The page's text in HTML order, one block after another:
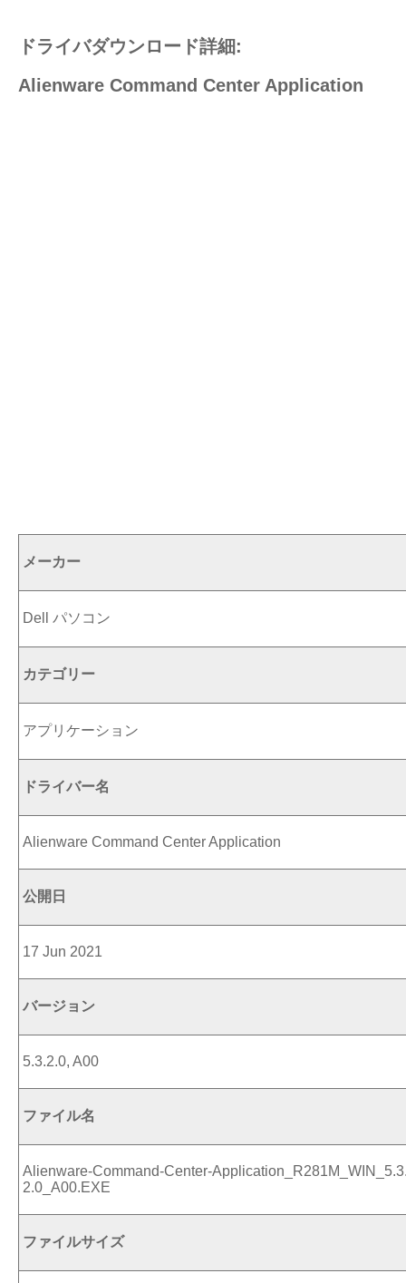
ドライバダウンロード詳細:
Alienware Command Center Application
メーカー
Dell パソコン
カテゴリー
アプリケーション
ドライバー名
Alienware Command Center Application
公開日
17 Jun 2021
バージョン
5.3.2.0, A00
ファイル名
Alienware-Command-Center-
2.0_A00.EXE
ファイルサイズ